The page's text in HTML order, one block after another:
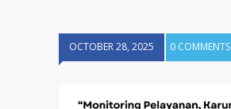
OCTOBER 28, 2025 0 COMMENTS